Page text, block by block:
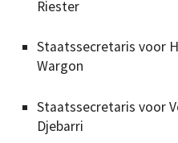
Riester
Staatssecretaris voor
Wargon
Staatssecretaris voor
Djebarri